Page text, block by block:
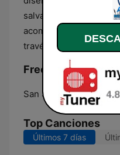
salvadoreños,
acompañamiento y
través de las ondas
Frecuencias
San Salvador: Online
Top Canciones
Últimos 7 días